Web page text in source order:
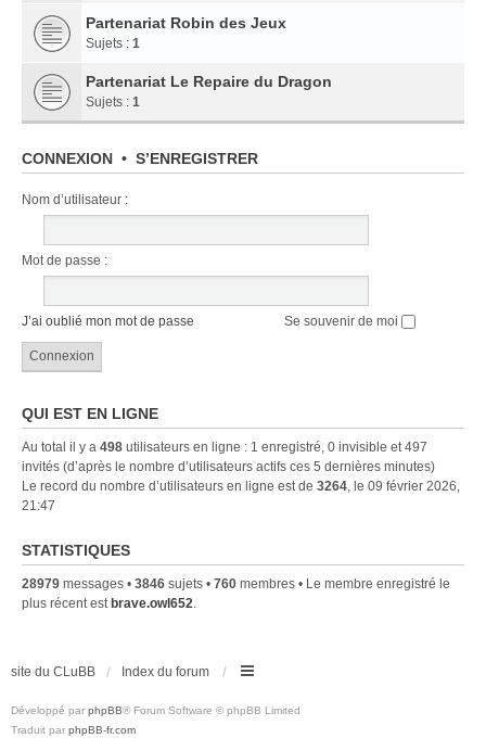
Partenariat Robin des Jeux
Sujets : 1
Partenariat Le Repaire du Dragon
Sujets : 1
CONNEXION • S’ENREGISTRER
Nom d’utilisateur :
Mot de passe :
J’ai oublié mon mot de passe Se souvenir de moi
QUI EST EN LIGNE
Au total il y a 498 utilisateurs en ligne : 1 enregistré, 0 invisible et 497
invités (d’après le nombre d’utilisateurs actifs ces 5 dernières minutes)
Le record du nombre d’utilisateurs en ligne est de 3264, le 09 février 2026,
21:47
STATISTIQUES
28979 messages • 3846 sujets • 760 membres • Le membre enregistré le
plus récent estbrave.owl652.
site du CLuBB Index du forum
Développé par phpBB® Forum Software © phpBB Limited
Traduit par phpBB-fr.com